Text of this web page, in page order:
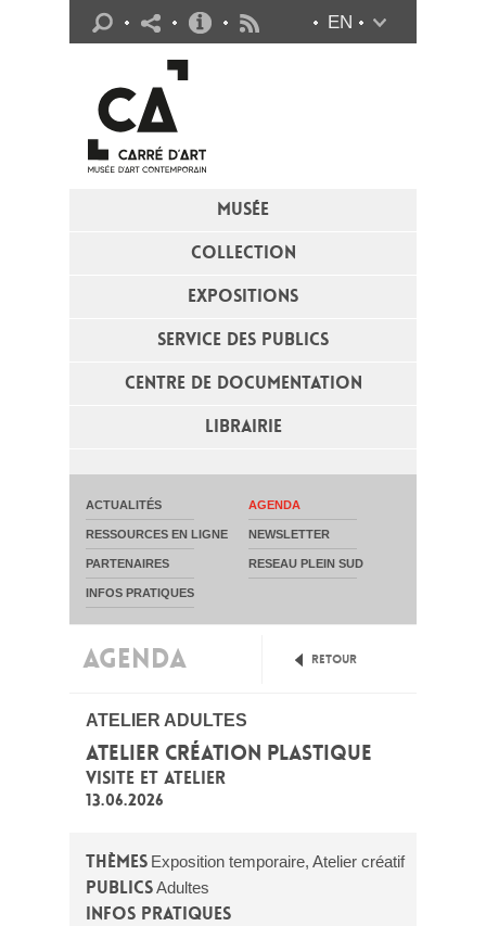
MUSÉE
COLLECTION
EXPOSITIONS
SERVICE DES PUBLICS
CENTRE DE DOCUMENTATION
LIBRAIRIE
EN
ACTUALITÉS AGENDA
RESSOURCES EN LIGNE NEWSLETTER
PARTENAIRES RESEAU PLEIN SUD
INFOS PRATIQUES
Infos pratiques
AGENDA Retour
ATELIER ADULTES
ATELIER CRÉATION PLASTIQUE
VISITE ET ATELIER
13.06.2026
Thèmes Exposition temporaire, Atelier créatif
PublicsAdultes
Infos pratiques